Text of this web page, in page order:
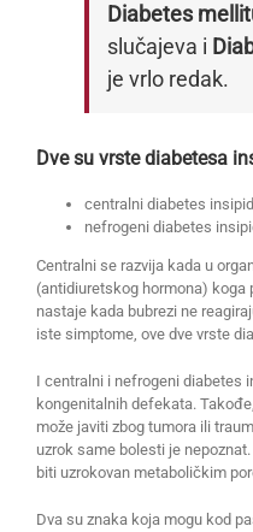
Diabetes
slučajeva i
je vrlo redak.
Dve su vrste diabetesa
centralni diabetes
nefrogeni diabetes
Centralni se razvija kada u
(antidiuretskog hormona) koga
nastaje kada bubrezi ne
iste simptome, ove dve vrste
I centralni i nefrogeni diabetes
kongenitalnih defekata.
može javiti zbog tumora ili
uzrok same bolesti je
biti uzrokovan metaboličkim
Dva su znaka koja mogu kod